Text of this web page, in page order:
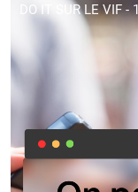
DO IT SUR LE VIF